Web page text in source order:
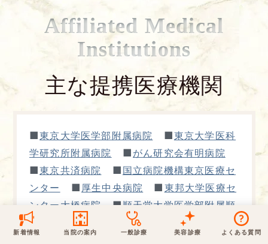
Affiliated Medical
Institutions
主な提携医療機関
■東京大学医学部附属病院 ■東京大学医科
学研究所附属病院
■ がん研究会有明病院
■東京共済病院 ■ 国立病院機構東京医療セ
ンター
■ 厚生中央病院 ■ 東邦大学医療セ
ンター大橋病院
■ 順天堂大学医学部附属順
天堂医院
新着情報
当院からのお知らせ
最新医療トピックス
新着ブログ記事
取材協力
桑満院長のtwitter 松下医師のインスタ
当院の案内
はじめての方へ
医師の紹介
アクセス・地図
当院のポリシー
個人情報保護方針 サイトマップ
一般診療
泌尿器科
内科 皮膚科
形成外科
※ 木・日・祝は休診です
美容診療 よくある質問
一般診療 美容診療
予約について
電話でのお問いあわせ
0120-50-5929
木・日・祝は休診
0120-70-5929
日・祝はお休みです
地図アプリで経路を調べる